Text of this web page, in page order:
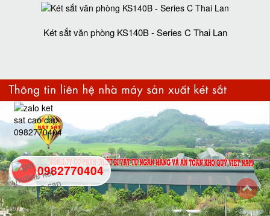
Két sắt văn phòng KS140B - Series C Thai Lan
0982770404
back